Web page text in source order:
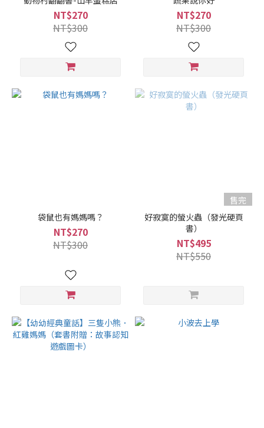
NT$270
NT$300
NT$270
NT$300
袋鼠也有媽媽嗎？
NT$270
NT$300
售完
好寂寞的螢火蟲（發光硬頁
書）
NT$495
NT$550